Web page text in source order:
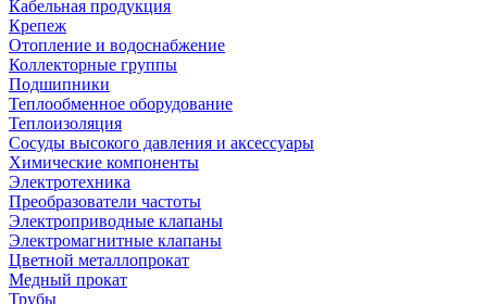
Кабельная продукция
Крепеж
Отопление и водоснабжение
Коллекторные группы
Подшипники
Теплообменное оборудование
Теплоизоляция
Сосуды высокого давления и аксессуары
Химические компоненты
Электротехника
Преобразователи частоты
Электроприводные клапаны
Электромагнитные клапаны
Цветной металлопрокат
Медный прокат
Трубы